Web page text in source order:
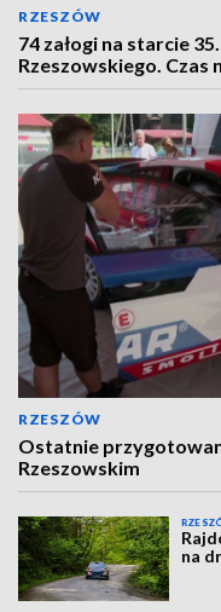
RZESZÓW
74 załogi na starcie
Rzeszowskiego. Czas
RZESZÓW
Ostatnie
Rzeszowskim
na